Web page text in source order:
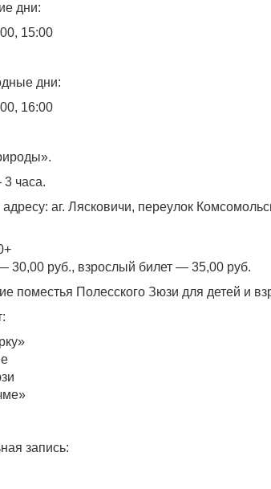
дни:
15:00
дни:
16:00
часа.
аг. Лясковичи, переулок
30,00 руб., взрослый билет — 35,00 руб.
поместья Полесского Зюзи для детей и
запись: